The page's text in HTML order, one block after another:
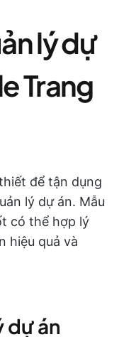
lý dự
Trang
để tận dụng
lý dự án. Mẫu
có thể hợp lý
hiệu quả và
dự án